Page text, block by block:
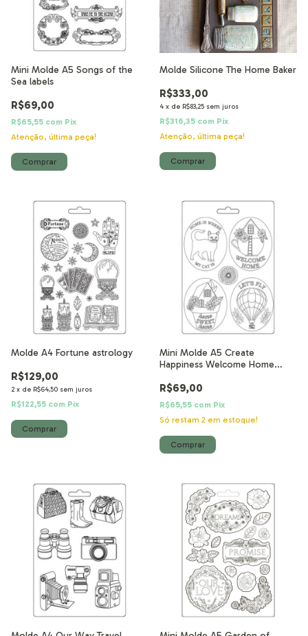
Mini Molde A5 Songs of the
Sea labels
R$69,00
R$65,55 com Pix
Atenção, última peça!
Molde Silicone The Home Baker
R$333,00
4 x de R$83,25 sem juros
R$316,35 com Pix
Atenção, última peça!
Molde A4 Fortune astrology
R$129,00
2 x de R$64,50 sem juros
R$122,55 com Pix
Mini Molde A5 Create
Happiness Welcome Home
R$69,00
R$65,55 com Pix
Só restam 2 em estoque!